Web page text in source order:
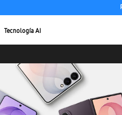
Tecnología AI